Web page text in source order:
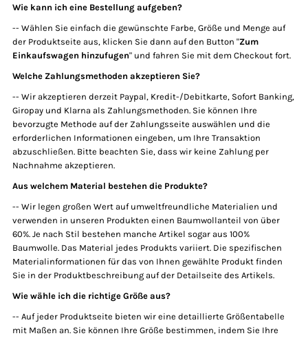
Wie kann ich eine Bestellung aufgeben?
-- Wählen Sie einfach die gewünschte Farbe, Größe und Menge auf
der Produktseite aus, klicken Sie dann auf den Button "Zum
Einkaufswagen hinzufugen" und fahren Sie mit dem Checkout fort.
Welche Zahlungsmethoden akzeptieren Sie?
-- Wir akzeptieren derzeit Paypal, Kredit-/Debitkarte, Sofort Banking,
Giropay und Klarna als Zahlungsmethoden. Sie können Ihre
bevorzugte Methode auf der Zahlungsseite auswählen und die
erforderlichen Informationen eingeben, um Ihre Transaktion
abzuschließen. Bitte beachten Sie, dass wir keine Zahlung per
Nachnahme akzeptieren.
Aus welchem Material bestehen die Produkte?
-- Wir legen großen Wert auf umweltfreundliche Materialien und
verwenden in unseren Produkten einen Baumwollanteil von über
60%. Je nach Stil bestehen manche Artikel sogar aus 100%
Baumwolle. Das Material jedes Produkts variiert. Die spezifischen
Materialinformationen für das von Ihnen gewählte Produkt finden
Sie in der Produktbeschreibung auf der Detailseite des Artikels.
Wie wähle ich die richtige Größe aus?
-- Auf jeder Produktseite bieten wir eine detaillierte Größentabelle
mit Maßen an. Sie können Ihre Größe bestimmen, indem Sie Ihre
Einloggen oder Konto erstellen